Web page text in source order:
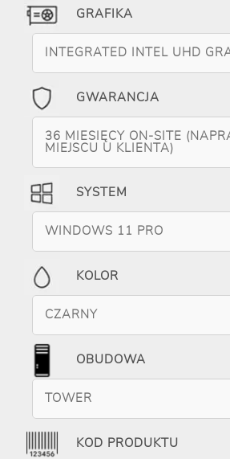
GRAFIKA
INTEGRATED INTEL UHD
GWARANCJA
36 MIESIĘCY ON-SITE
MIEJSCU U KLIENTA)
SYSTEM
WINDOWS 11 PRO
KOLOR
CZARNY
OBUDOWA
TOWER
KOD PRODUKTU